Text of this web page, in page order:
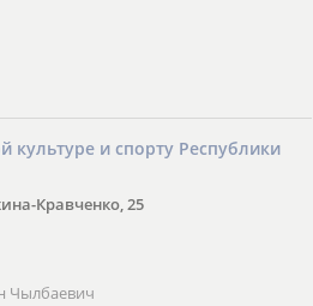
культуре и спорту Республики
Кравченко, 25
Чылбаевич